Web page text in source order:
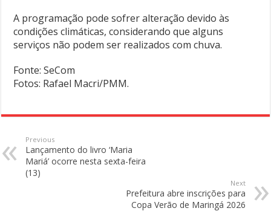
A programação pode sofrer alteração devido às
condições climáticas, considerando que alguns
serviços não podem ser realizados com chuva.
Fonte: SeCom
Fotos: Rafael Macri/PMM.
Previous
Lançamento do livro ‘Maria
Mariá’ ocorre nesta sexta-feira
(13)
Next
Prefeitura abre inscrições para
Copa Verão de Maringá 2026